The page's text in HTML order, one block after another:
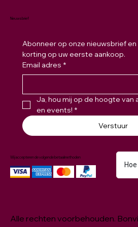
Nieuwsbrief
Abonneer op onze nieuwsbrief
korting op uw eerste aankoop.
Email adres *
Ja, hou mij op de hoogte van
en events! *
Verstuur
Wij accepteren de volgende betaalmethoden
Alle rechten voorbehouden.